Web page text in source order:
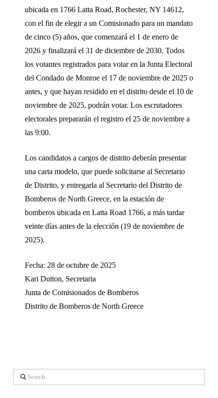
ubicada en 1766 Latta Road, Rochester, NY 14612,
con el fin de elegir a un Comisionado para un mandato
de cinco (5) años, que comenzará el 1 de enero de
2026 y finalizará el 31 de diciembre de 2030. Todos
los votantes registrados para votar en la Junta Electoral
del Condado de Monroe el 17 de noviembre de 2025 o
antes, y que hayan residido en el distrito desde el 10 de
noviembre de 2025, podrán votar. Los escrutadores
electorales prepararán el registro el 25 de noviembre a
las 9:00.
Los candidatos a cargos de distrito deberán presentar
una carta modelo, que puede solicitarse al Secretario
de Distrito, y entregarla al Secretario del Distrito de
Bomberos de North Greece, en la estación de
bomberos ubicada en Latta Road 1766, a más tardar
veinte días antes de la elección (19 de noviembre de
2025).
Fecha: 28 de octubre de 2025
Kari Dutton, Secretaria
Junta de Comisionados de Bomberos
Distrito de Bomberos de North Greece
Search